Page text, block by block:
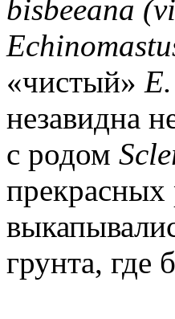
bisbeeana
«чистый»
незавидна
с родом
прекрасных
грунта, где